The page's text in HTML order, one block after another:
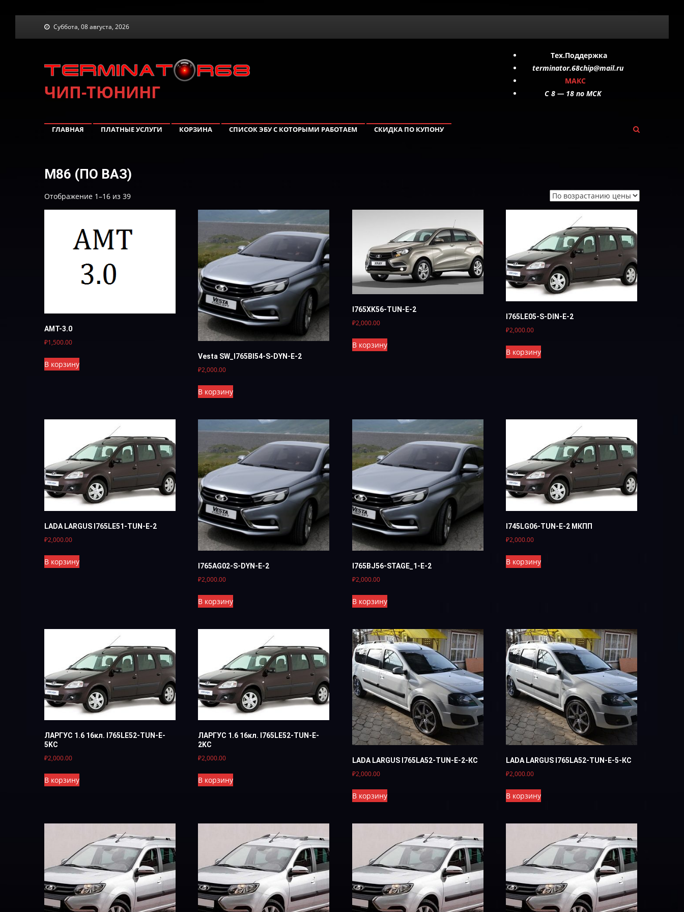
Суббота, 08 августа, 2026
ЧИП-ТЮНИНГ
Тех.Поддержка
terminator.68chip@mail.ru
МАКС
C 8 — 18 по МСК
ГЛАВНАЯ ПЛАТНЫЕ УСЛУГИ КОРЗИНА СПИСОК ЭБУ С КОТОРЫМИ РАБОТАЕМ СКИДКА ПО КУПОНУ
М86 (ПО ВАЗ)
Отображение 1–16 из 39Цены:
по
АМТ-3.0
₽1,500.00
В корзину
Vesta SW_I765BI54-S-DYN-Е-2
₽2,000.00
В корзину
I765XK56-TUN-E-2
₽2,000.00
В корзину
I765LE05-S-DIN-E-2
₽2,000.00
В корзину
LADA LARGUS I765LE51-TUN-E-2
₽2,000.00
В корзину I765AG02-S-DYN-E-2
₽2,000.00
В корзину
I765BJ56-STAGE_1-E-2
₽2,000.00
В корзину
I745LG06-TUN-E-2 МКПП
₽2,000.00
В корзину
ЛАРГУС 1.6 16кл. I765LE52-TUN-E-
5KC
₽2,000.00
В корзину
ЛАРГУС 1.6 16кл. I765LE52-TUN-E-
2KC
₽2,000.00
В корзину
LADA LARGUS I765LA52-TUN-E-2-КС
₽2,000.00
В корзину
LADA LARGUS I765LA52-TUN-E-5-КС
₽2,000.00
В корзину